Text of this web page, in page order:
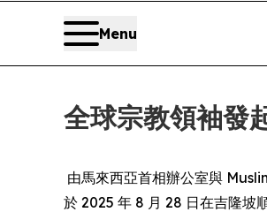
Menu
全球宗教領袖發
由馬來西亞首相辦公室與
於 2025 年 8 月 28 日在吉隆坡